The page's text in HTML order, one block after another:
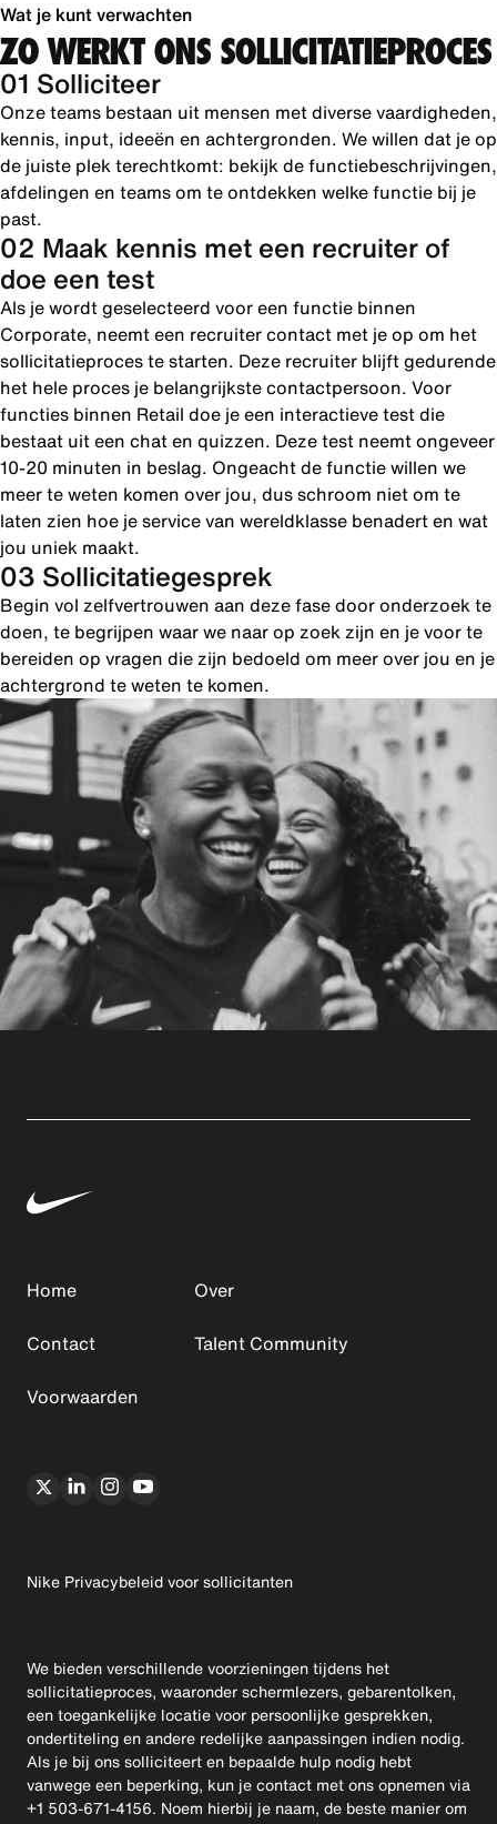
Wat je kunt verwachten
ZO WERKT ONS SOLLICITATIEPROCES
01 Solliciteer
Onze teams bestaan uit mensen met diverse vaardigheden,
kennis, input, ideeën en achtergronden. We willen dat je op
de juiste plek terechtkomt: bekijk de functiebeschrijvingen,
afdelingen en teams om te ontdekken welke functie bij je
past.
02 Maak kennis met een recruiter of
doe een test
Als je wordt geselecteerd voor een functie binnen
Corporate, neemt een recruiter contact met je op om het
sollicitatieproces te starten. Deze recruiter blijft gedurende
het hele proces je belangrijkste contactpersoon. Voor
functies binnen Retail doe je een interactieve test die
bestaat uit een chat en quizzen. Deze test neemt ongeveer
10-20 minuten in beslag. Ongeacht de functie willen we
meer te weten komen over jou, dus schroom niet om te
laten zien hoe je service van wereldklasse benadert en wat
jou uniek maakt.
03 Sollicitatiegesprek
Begin vol zelfvertrouwen aan deze fase door onderzoek te
doen, te begrijpen waar we naar op zoek zijn en je voor te
bereiden op vragen die zijn bedoeld om meer over jou en je
achtergrond te weten te komen.
Home
Over
Contact
Talent Community
Voorwaarden
Nike Privacybeleid voor sollicitanten
We bieden verschillende voorzieningen tijdens het
sollicitatieproces, waaronder schermlezers, gebarentolken,
een toegankelijke locatie voor persoonlijke gesprekken,
ondertiteling en andere redelijke aanpassingen indien nodig.
Als je bij ons solliciteert en bepaalde hulp nodig hebt
vanwege een beperking, kun je contact met ons opnemen via
+1 503-671-4156. Noem hierbij je naam, de beste manier om